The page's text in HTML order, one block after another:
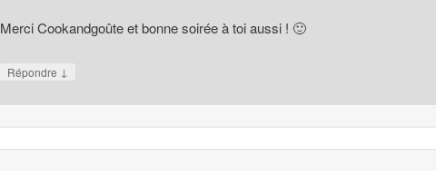
Merci Cookandgoûte et bonne soirée à toi aussi ! 🙂
Répondre ↓